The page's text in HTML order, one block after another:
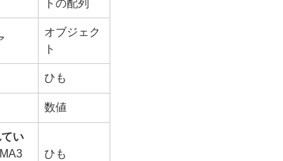
トの配列
オブジェク
ト
ひも
数値
い
ひも